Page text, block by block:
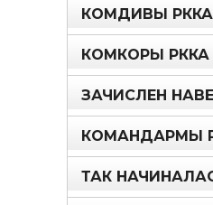
КОМДИВЫ РККА
КОМКОРЫ РККА
ЗАЧИСЛЕН
КОМАНДАРМЫ
ТАК